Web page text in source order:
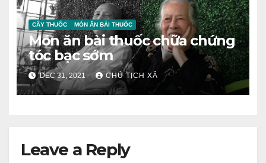
CÂY THUỐC MÓN ĂN BÀI THUỐC
Món ăn bài thuốc chữa chứng
tóc bạc sớm
DEC 31, 2021 CHỦ TỊCH XÃ
Leave a Reply